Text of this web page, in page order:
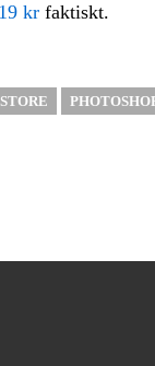
kr faktiskt.